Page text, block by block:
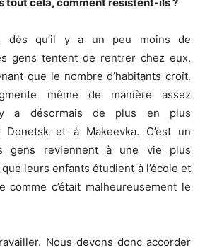
tout cela, comment résistent-ils ?
dès qu’il y a un peu moins de
gens tentent de rentrer chez eux.
que le nombre d’habitants croît.
même de manière assez
y a désormais de plus en plus
Donetsk et à Makeevka. C’est un
gens reviennent à une vie plus
leurs enfants étudient à l’école et
comme c’était malheureusement le
Nous devons donc accorder